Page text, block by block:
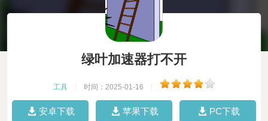
绿叶加速器打不开
工具 时间：2025-01-16
安卓下载 苹果下载 PC下载